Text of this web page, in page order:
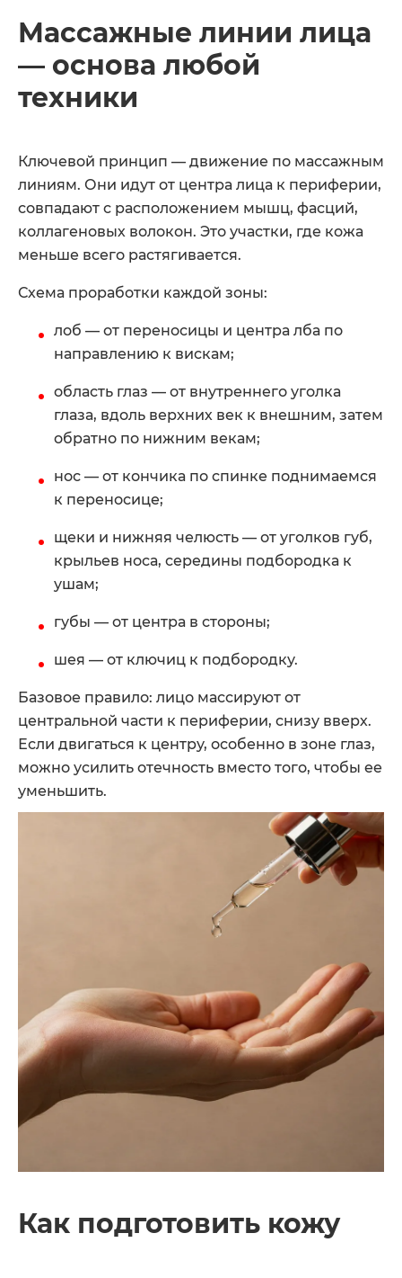
Массажные линии лица
— основа любой
техники
Ключевой принцип — движение по массажным
линиям. Они идут от центра лица к периферии,
совпадают с расположением мышц, фасций,
коллагеновых волокон. Это участки, где кожа
меньше всего растягивается.
Схема проработки каждой зоны:
лоб — от переносицы и центра лба по
направлению к вискам;
область глаз — от внутреннего уголка
глаза, вдоль верхних век к внешним, затем
обратно по нижним векам;
нос — от кончика по спинке поднимаемся
к переносице;
щеки и нижняя челюсть — от уголков губ,
крыльев носа, середины подбородка к
ушам;
губы — от центра в стороны;
шея — от ключиц к подбородку.
Базовое правило: лицо массируют от
центральной части к периферии, снизу вверх.
Если двигаться к центру, особенно в зоне глаз,
можно усилить отечность вместо того, чтобы ее
уменьшить.
Как подготовить кожу